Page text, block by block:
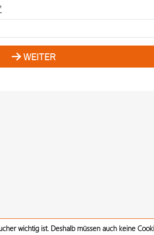
WEITER
wichtig ist. Deshalb müssen auch keine